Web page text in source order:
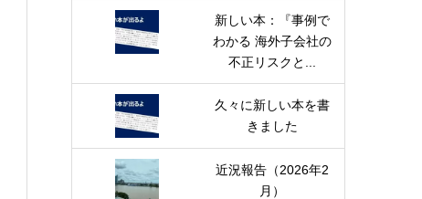
新しい本：『事例で
わかる 海外子会社の
不正リスクと...
久々に新しい本を書
きました
近況報告（2026年2
月）